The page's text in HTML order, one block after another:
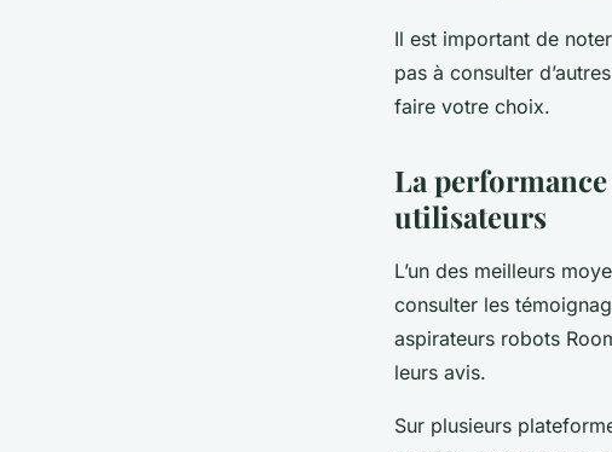
Il est important de
pas à consulter
faire votre choix.
La
utilisateurs
L’un des meilleurs
consulter les
aspirateurs robots
leurs avis.
Sur plusieurs